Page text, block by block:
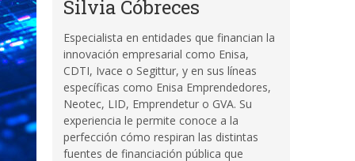
Silvia Cóbreces
Especialista en entidades que financian la
innovación empresarial como Enisa,
CDTI, Ivace o Segittur, y en sus líneas
específicas como Enisa Emprendedores,
Neotec, LID, Emprendetur o GVA. Su
experiencia le permite conoce a la
perfección cómo respiran las distintas
fuentes de financiación pública que